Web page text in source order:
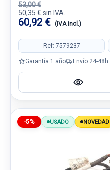
53,00 €
50,35 € sin IVA.
60,92 € (IVA incl.)
Ref: 7579237
Garantía 1 año Envío 24-48h
-5% USADO NOVEDAD